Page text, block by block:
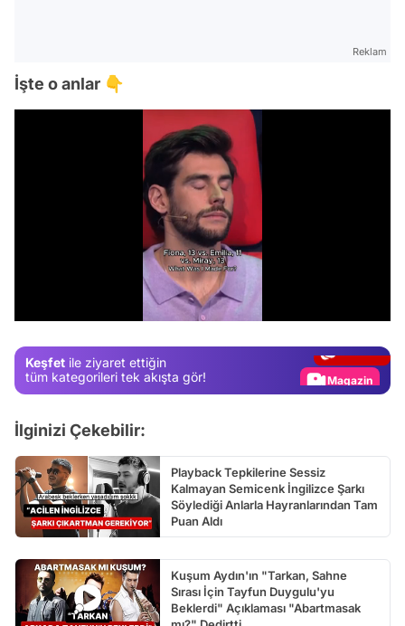
Reklam
İşte o anlar 👇
Keşfet ile ziyaret ettiğin
tüm kategorileri tek akışta gör!
Magazin
İlginizi Çekebilir:
Playback Tepkilerine Sessiz
Kalmayan Semicenk İngilizce Şarkı
Söylediği Anlarla Hayranlarından Tam
Puan Aldı
Kuşum Aydın'ın "Tarkan, Sahne
Sırası İçin Tayfun Duygulu'yu
Beklerdi" Açıklaması "Abartmasak